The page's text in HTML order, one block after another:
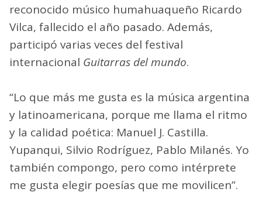
reconocido músico humahuaqueño Ricardo
Vilca, fallecido el año pasado. Además,
participó varias veces del festival
internacional Guitarras del mundo.
“Lo que más me gusta es la música argentina
y latinoamericana, porque me llama el ritmo
y la calidad poética: Manuel J. Castilla.
Yupanqui, Silvio Rodríguez, Pablo Milanés. Yo
también compongo, pero como intérprete
me gusta elegir poesías que me movilicen”.